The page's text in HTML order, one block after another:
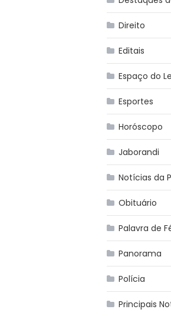
Direito
Editais
Espaço do
Esportes
Horóscopo
Jaborandi
Notícias da
Obituário
Palavra de
Panorama
Polícia
Principais